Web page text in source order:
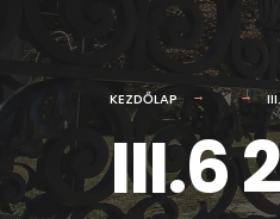
KEZDŐLAP
III.6